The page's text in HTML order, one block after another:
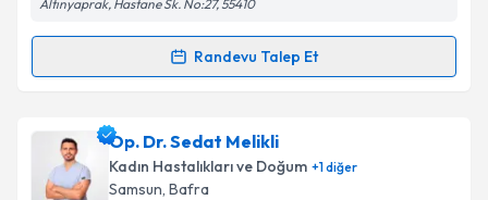
Kişisel verilerimin işlenmesine ilişkin
Metni'ni okudum ve kişisel verilerimin belirtilen
Takvim Talebini Gönder
Altınyaprak, Hastane Sk. No:27, 55410
Randevu Talep Et
Randevu Takvimi Talebi
Op. Dr. Çiçek Şükürovaiçin randevu takvimi talebi
oluşturun. Size bu uzmandan randevu almanız için bir
takvim hazırlandığında e-posta ile bilgilendireceğiz.
Op. Dr. Sedat Melikli
Kadın Hastalıkları ve Doğum +1diğer
Samsun, Bafra